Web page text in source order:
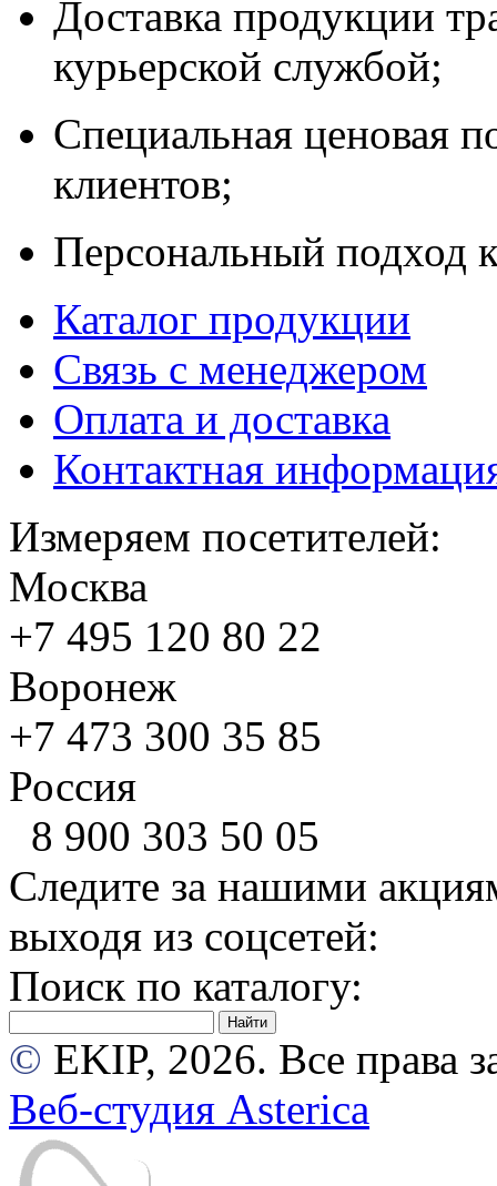
Доставка продукции
курьерской службой;
Специальная ценовая
клиентов;
Персональный подход
Каталог продукции
Связь с менеджером
Оплата и доставка
Контактная
Измеряем посетителей:
Москва
+7 495 120 80 22
Воронеж
+7 473 300 35 85
Россия
8 900 303 50 05
Следите за нашими
выходя из соцсетей:
Поиск по каталогу:
© EKIP, 2026. Все права
Веб-студия Asterica